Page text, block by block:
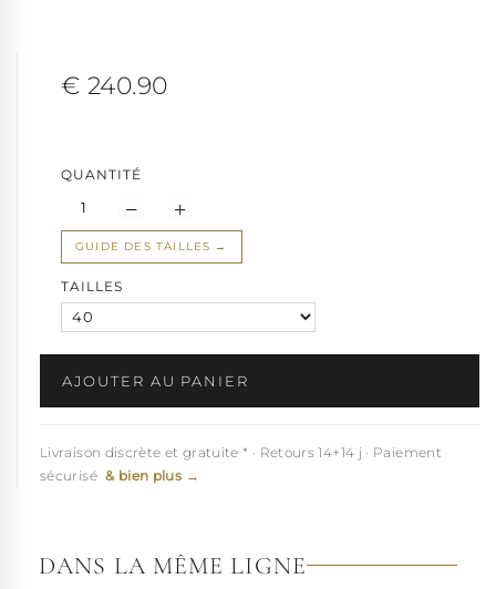
€ 240.90
QUANTITÉ
GUIDE DES TAILLES
TAILLES
AJOUTER AU PANIER
Livraison discrète et gratuite * · Retours 14+14 j · Paiement
sécurisé & bien plus →
DANS LA MÊME LIGNE